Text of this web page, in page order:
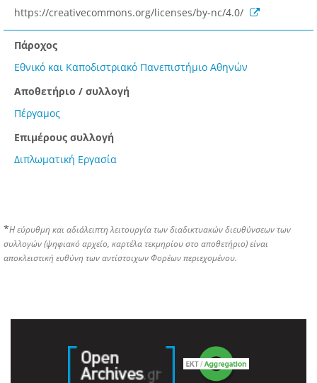
https://creativecommons.org/licenses/by-nc/4.0/
Πάροχος
Εθνικό και Καποδιστριακό Πανεπιστήμιο Αθηνών
Αποθετήριο / συλλογή
Πέργαμος
Επιμέρους συλλογή
Διπλωματική Εργασία
*Η εύρυθμη και αδιάλειπτη λειτουργία των διαδικτυακών διευθύνσεων των
συλλογών (ψηφιακό αρχείο, καρτέλα τεκμηρίου στο αποθετήριο) είναι
αποκλειστική ευθύνη των αντίστοιχων Φορέων περιεχομένου.